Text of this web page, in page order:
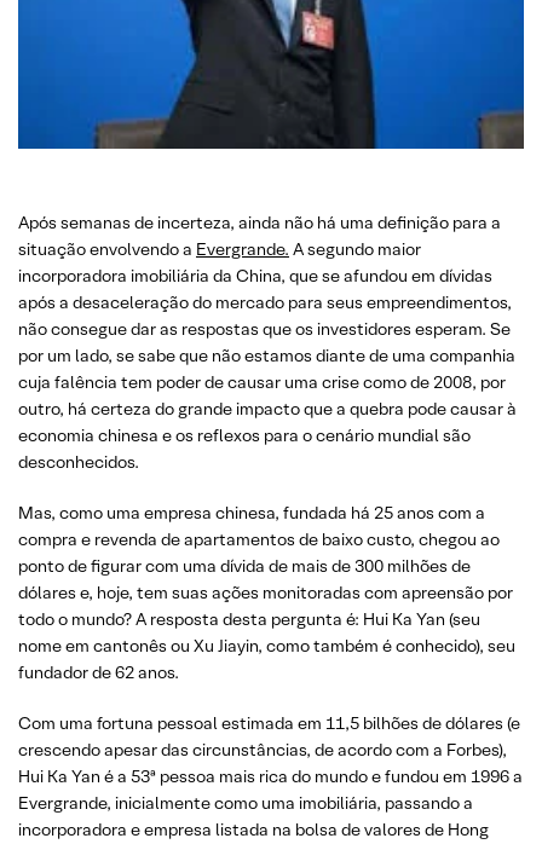
Após semanas de incerteza, ainda não há uma definição para a
situação envolvendo a Evergrande. A segundo maior
incorporadora imobiliária da China, que se afundou em dívidas
após a desaceleração do mercado para seus empreendimentos,
não consegue dar as respostas que os investidores esperam. Se
por um lado, se sabe que não estamos diante de uma companhia
cuja falência tem poder de causar uma crise como de 2008, por
outro, há certeza do grande impacto que a quebra pode causar à
economia chinesa e os reflexos para o cenário mundial são
desconhecidos.
Mas, como uma empresa chinesa, fundada há 25 anos com a
compra e revenda de apartamentos de baixo custo, chegou ao
ponto de figurar com uma dívida de mais de 300 milhões de
dólares e, hoje, tem suas ações monitoradas com apreensão por
todo o mundo? A resposta desta pergunta é: Hui Ka Yan (seu
nome em cantonês ou Xu Jiayin, como também é conhecido), seu
fundador de 62 anos.
Com uma fortuna pessoal estimada em 11,5 bilhões de dólares (e
crescendo apesar das circunstâncias, de acordo com a Forbes),
Hui Ka Yan é a 53ª pessoa mais rica do mundo e fundou em 1996 a
Evergrande, inicialmente como uma imobiliária, passando a
incorporadora e empresa listada na bolsa de valores de Hong